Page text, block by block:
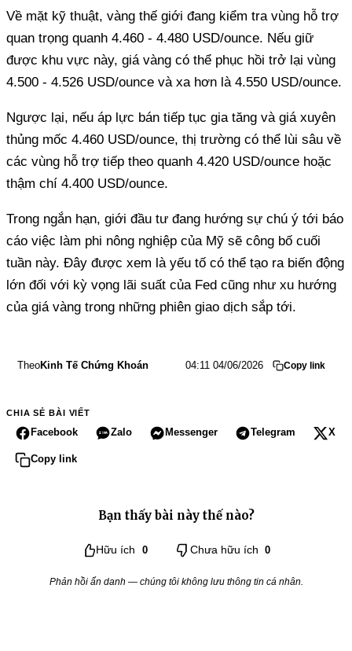
Về mặt kỹ thuật, vàng thế giới đang kiểm tra vùng hỗ trợ
quan trọng quanh 4.460 - 4.480 USD/ounce. Nếu giữ
được khu vực này, giá vàng có thể phục hồi trở lại vùng
4.500 - 4.526 USD/ounce và xa hơn là 4.550 USD/ounce.
Ngược lại, nếu áp lực bán tiếp tục gia tăng và giá xuyên
thủng mốc 4.460 USD/ounce, thị trường có thể lùi sâu về
các vùng hỗ trợ tiếp theo quanh 4.420 USD/ounce hoặc
thậm chí 4.400 USD/ounce.
Trong ngắn hạn, giới đầu tư đang hướng sự chú ý tới báo
cáo việc làm phi nông nghiệp của Mỹ sẽ công bố cuối
tuần này. Đây được xem là yếu tố có thể tạo ra biến động
lớn đối với kỳ vọng lãi suất của Fed cũng như xu hướng
của giá vàng trong những phiên giao dịch sắp tới.
TheoKinh Tế Chứng Khoán 04:11 04/06/2026 Copy link
CHIA SẺ BÀI VIẾT
Facebook Zalo Messenger Telegram X
Copy link
Bạn thấy bài này thế nào?
Hữu ích 0 Chưa hữu ích 0
Phản hồi ẩn danh — chúng tôi không lưu thông tin cá nhân.